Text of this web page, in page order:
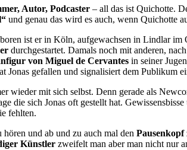
Autor, Podcaster – all das ist Quichotte.
und genau das wird es auch, wenn Quichotte
ist er in Köln, aufgewachsen in Lindlar
durchgestartet. Damals noch mit anderen,
von Miguel de Cervantes in seiner
Jonas gefallen und signalisiert dem Publikum
wieder mit sich selbst. Denn gerade als
die sich Jonas oft gestellt hat.
fehlten.
und ab und zu auch mal den Pausenkopf
Künstler zweifelt man aber man nicht nur